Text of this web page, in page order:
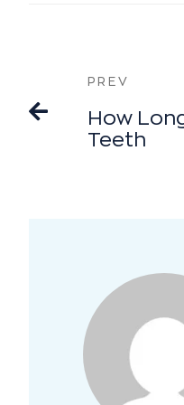
PREV
How
Teeth